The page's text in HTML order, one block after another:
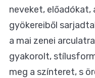
neveket, előadókat,
gyökereiből
a mai zenei
gyakorolt,
meg a színteret, s